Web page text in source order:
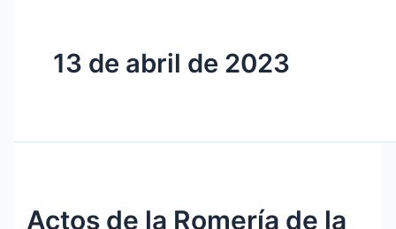
13 de abril de 2023
Actos de la Romería de la